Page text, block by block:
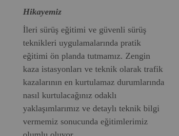
Hikayemiz
İleri sürüş eğitimi ve güvenli sürüş
teknikleri uygulamalarında pratik
eğitimi ön planda tutmamız. Zengin
kaza istasyonları ve teknik olarak trafik
kazalarının en kurtulamaz durumlarında
nasıl kurtulacağınız odaklı
yaklaşımlarımız ve detaylı teknik bilgi
vermemiz sonucunda eğitimlerimiz